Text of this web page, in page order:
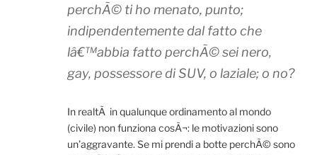
perchÃ© ti ho menato, punto;
indipendentemente dal fatto che
lâ€™abbia fatto perchÃ© sei nero,
gay, possessore di SUV, o laziale; o no?
In realtÃ in qualunque ordinamento al mondo
(civile) non funziona cosÃ¬: le motivazioni sono
un’aggravante. Se mi prendi a botte perchÃ© sono